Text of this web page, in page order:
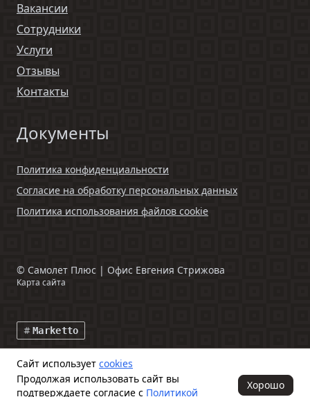
Вакансии
Сотрудники
Услуги
Отзывы
Контакты
Документы
Политика конфиденциальности
Согласие на обработку персональных данных
Политика использования файлов cookie
© Самолет Плюс | Офис Евгения Стрижова
Карта сайта
Marketto
Данный интернет-сайт и информация, размещенная на нем,
включая фото- и видеоматериалы, носят исключительно
информационный характер и ни при каких условиях не является
Сайт использует cookies
Продолжая использовать сайт вы
подтверждаете согласие с Политикой
Хорошо